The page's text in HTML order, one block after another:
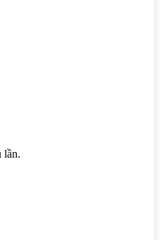
lần.